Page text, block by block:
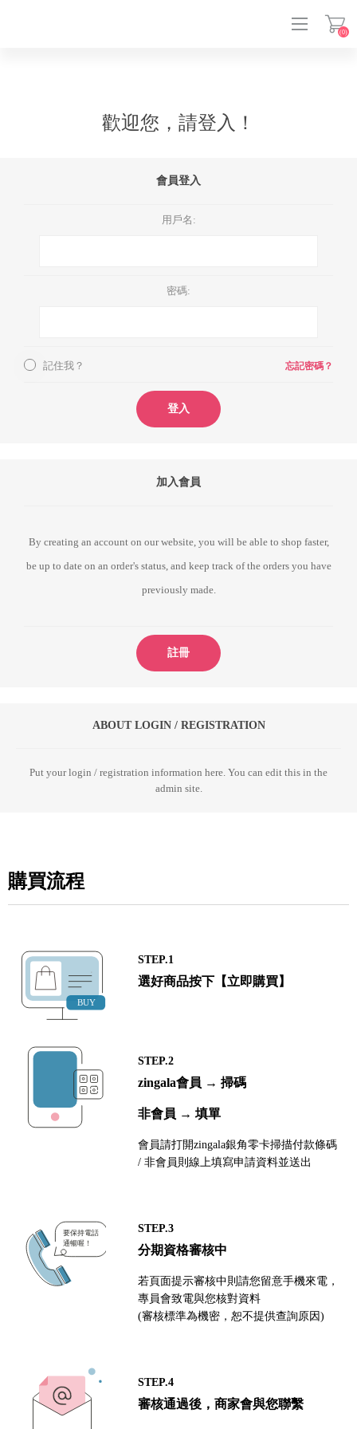
(0)
歡迎您，請登入！
會員登入
用戶名:
密碼:
記住我？ 忘記密碼？
登入
加入會員
By creating an account on our website, you will be able to shop faster,
be up to date on an order's status, and keep track of the orders you have
previously made.
註冊
ABOUT LOGIN / REGISTRATION
Put your login / registration information here. You can edit this in the
admin site.
購買流程
STEP.1
選好商品按下【立即購買】
STEP.2
zingala會員 → 掃碼
非會員 → 填單
會員請打開zingala銀角零卡掃描付款條碼
/ 非會員則線上填寫申請資料並送出
STEP.3
分期資格審核中
若頁面提示審核中則請您留意手機來電，
專員會致電與您核對資料
(審核標準為機密，恕不提供查詢原因)
STEP.4
審核通過後，商家會與您聯繫